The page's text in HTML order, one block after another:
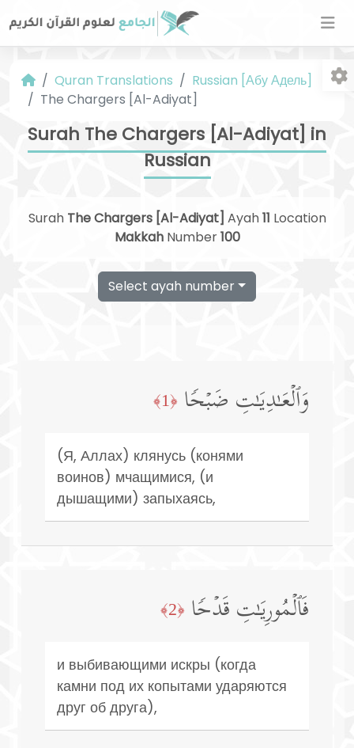
Quran Translations
Russian [Абу Адель]
The Chargers [Al-Adiyat]
Surah The Chargers [Al-Adiyat] in
Russian
Surah The Chargers [Al-Adiyat] Ayah11 Location
MakkahNumber100
Select ayah number
وَٱلۡعَـٰدِیَـٰتِ ضَبۡحࣰا ﴿1﴾
(Я, Аллах) клянусь (конями
воинов) мчащимися, (и
дышащими) запыхаясь,
فَٱلۡمُورِیَـٰتِ قَدۡحࣰا ﴿2﴾
и выбивающими искры (когда
камни под их копытами ударяются
друг об друга),